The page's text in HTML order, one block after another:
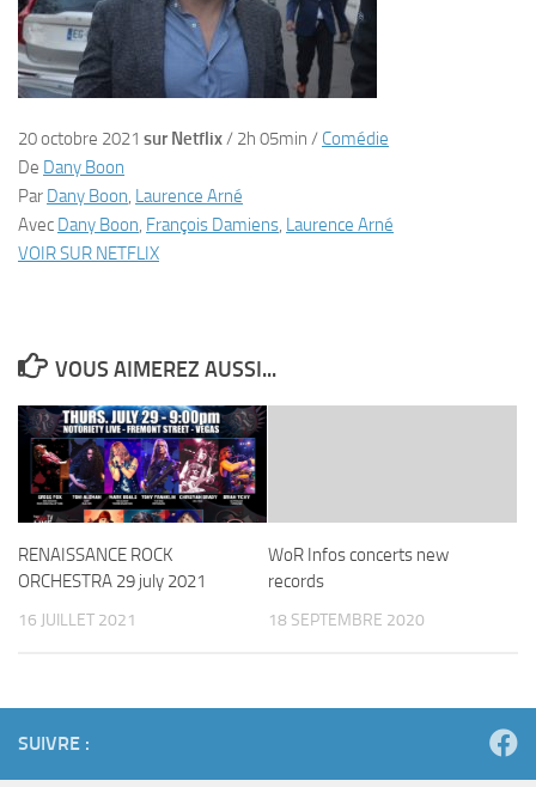
20 octobre 2021 sur Netflix/ 2h 05min / Comédie
De Dany Boon
Par Dany Boon, Laurence Arné
Avec Dany Boon, François Damiens, Laurence Arné
VOIR SUR NETFLIX
VOUS AIMEREZ AUSSI...
RENAISSANCE ROCK
ORCHESTRA 29 july 2021
16 JUILLET 2021
WoR Infos concerts new
records
18 SEPTEMBRE 2020
SUIVRE :